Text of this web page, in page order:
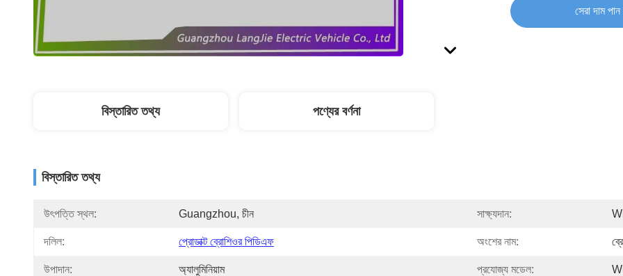
সেরা দাম পান
বিস্তারিত তথ্য পণ্যের বর্ণনা
বিস্তারিত তথ্য
উৎপত্তি স্থল: Guangzhou, চীন সাক্ষ্যদান:
দলিল: প্রোডাক্ট ব্রোশিওর পিডিএফ অংশের নাম:
উপাদান: অ্যালুমিনিয়াম প্রযোজ্য মডেল: